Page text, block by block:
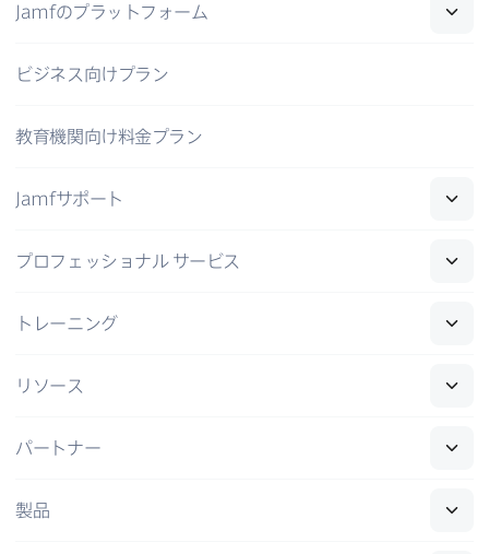
Jamfの​プラットフォーム
ビジネス向けプラン
教育機関向け料金プラン
Jamfサポート
プロフェッショナル サービス
トレーニング
リソース
パートナー
製品